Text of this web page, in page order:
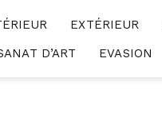
EXTÉRIEUR
D’ART
EVASION